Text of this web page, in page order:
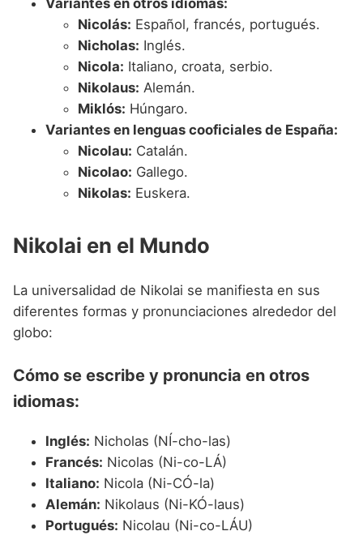
Variantes en otros idiomas:
Nicolás: Español, francés, portugués.
Nicholas: Inglés.
Nicola: Italiano, croata, serbio.
Nikolaus: Alemán.
Miklós: Húngaro.
Variantes en lenguas cooficiales de España:
Nicolau: Catalán.
Nicolao: Gallego.
Nikolas: Euskera.
Nikolai en el Mundo
La universalidad de Nikolai se manifiesta en sus
diferentes formas y pronunciaciones alrededor del
globo:
Cómo se escribe y pronuncia en otros
idiomas:
Inglés: Nicholas (NÍ-cho-las)
Francés: Nicolas (Ni-co-LÁ)
Italiano: Nicola (Ni-CÓ-la)
Alemán: Nikolaus (Ni-KÓ-laus)
Portugués: Nicolau (Ni-co-LÁU)